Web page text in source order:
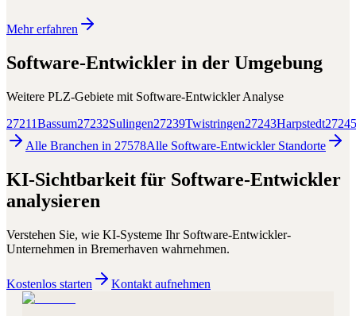
Mehr erfahren
Software-Entwickler in der Umgebung
Weitere PLZ-Gebiete mit Software-EntwicklerAnalyse
27211Bassum27232Sulingen27239Twistringen27243Harpstedt27245
Alle Branchen in 27578Alle Software-EntwicklerStandorte
KI-Sichtbarkeit für Software-Entwickler
analysieren
Verstehen Sie, wie KI-Systeme Ihr Software-Entwickler-
Unternehmen in Bremerhaven wahrnehmen.
Kostenlos starten Kontakt aufnehmen